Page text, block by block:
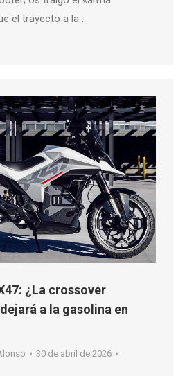
el trayecto a la …
¿La crossover
a la gasolina en
30 de abril de 2026